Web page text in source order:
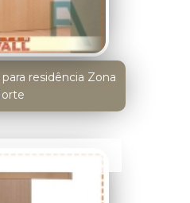
residência Zona